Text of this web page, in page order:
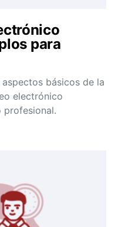
para
básicos de la
electrónico
profesional.